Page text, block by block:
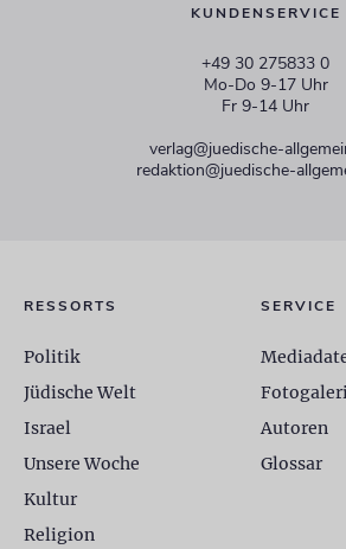
KUNDENSERVICE
+49 30 275833 0
Mo-Do 9-17 Uhr
Fr 9-14 Uhr
verlag@juedische-
redaktion@juedische-
RESSORTS
Politik
Jüdische Welt
Israel
Unsere Woche
Kultur
Religion
SERVICE
Autoren
Glossar